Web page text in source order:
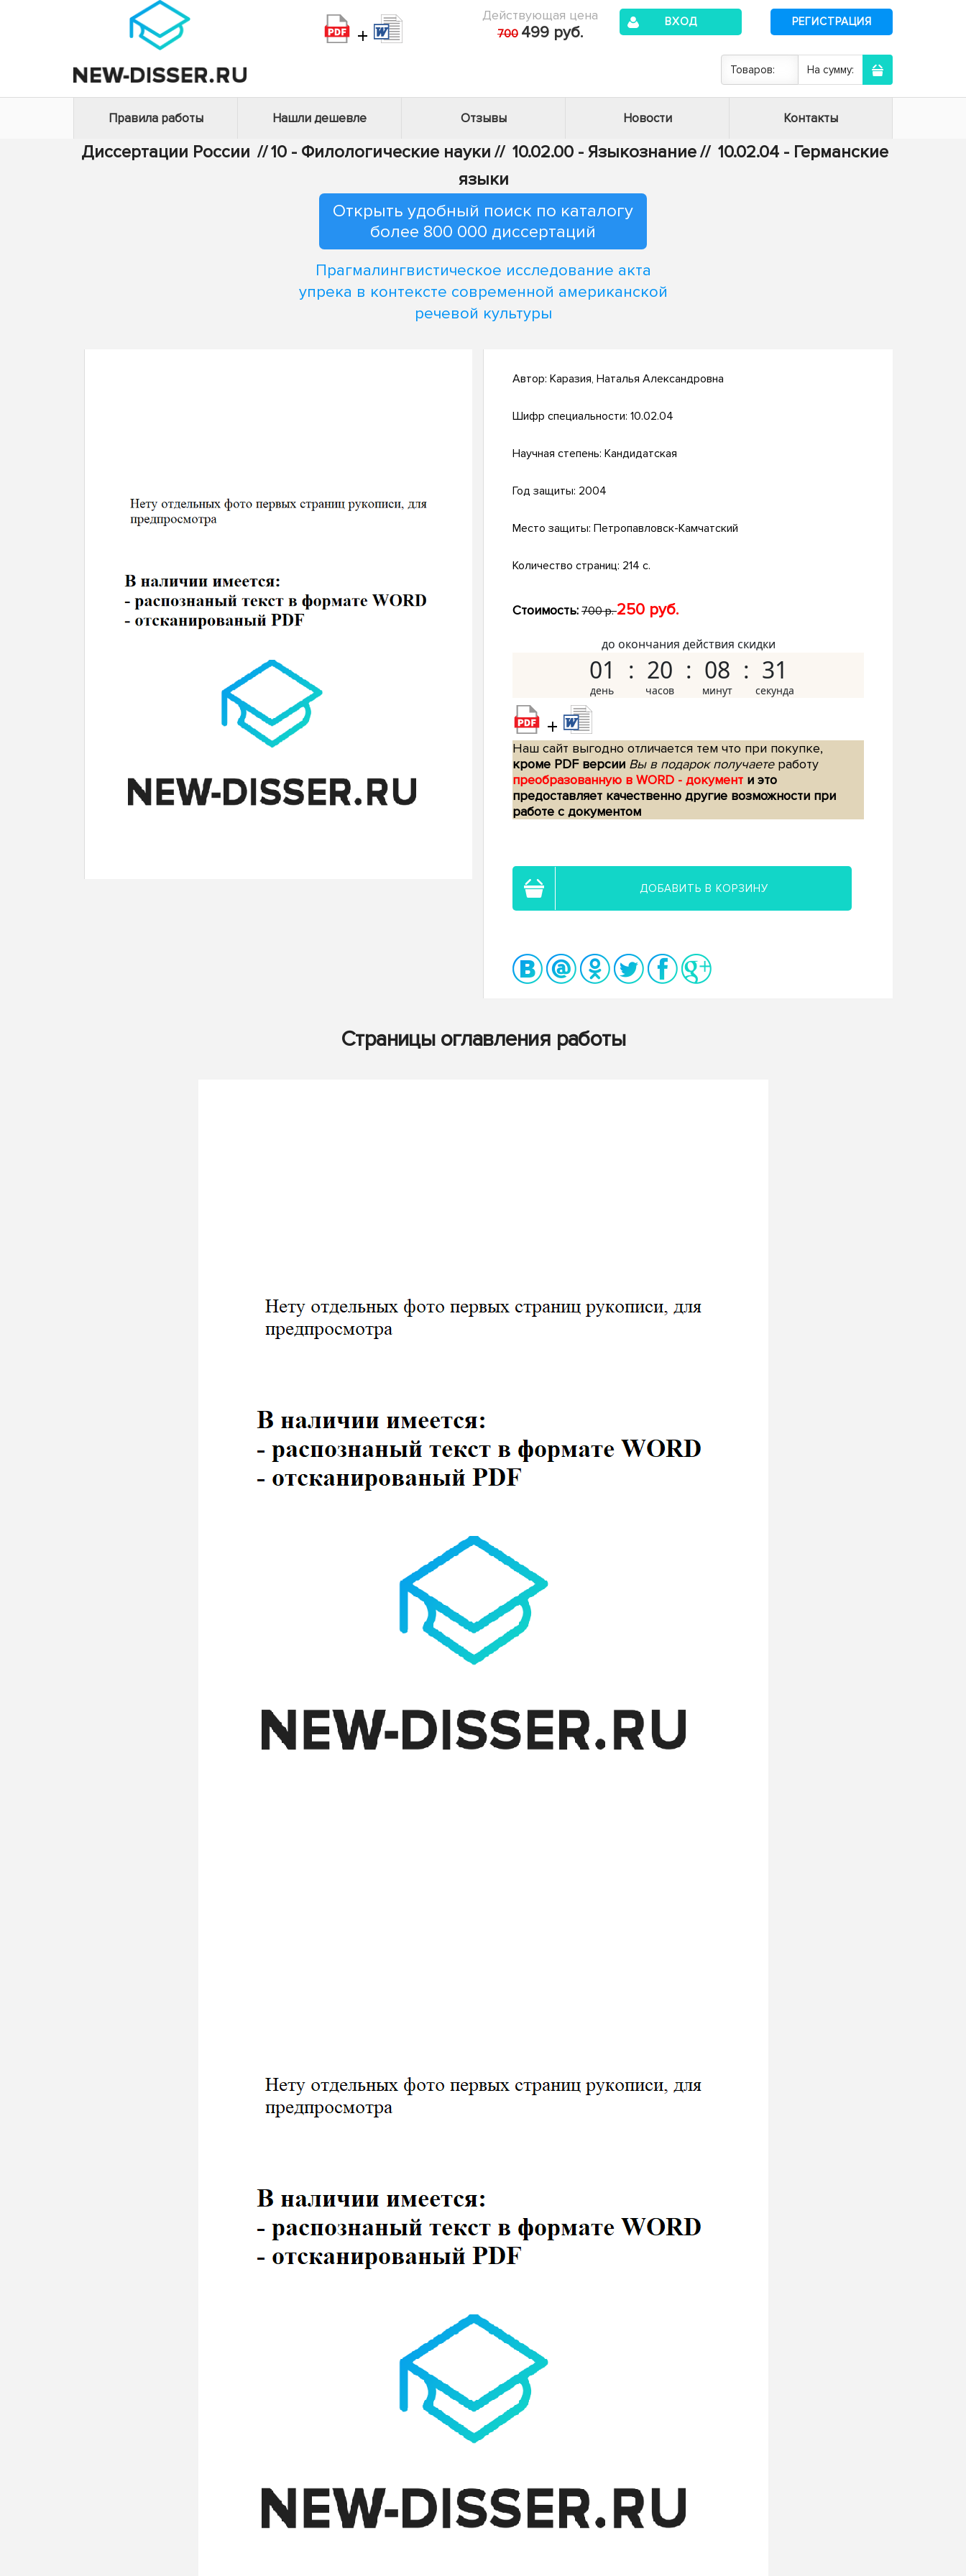
+
Действующая цена
700 499 руб.
ВХОД РЕГИСТРАЦИЯ
Товаров: На сумму:
Правила работы Нашли дешевле Отзывы Новости Контакты
Диссертации России //10 - Филологические науки // 10.02.00 - Языкознание// 10.02.04 - Германские
языки
Открыть удобный поиск по каталогу
более 800 000 диссертаций
Прагмалингвистическое исследование акта
упрека в контексте современной американской
речевой культуры
Автор: Каразия, Наталья Александровна
Шифр специальности: 10.02.04
Научная степень: Кандидатская
Год защиты: 2004
Место защиты: Петропавловск-Камчатский
Количество страниц: 214 с.
Стоимость: 700 р.250 руб.
до окончания действия скидки
01 20 08 30
+
Наш сайт выгодно отличается тем что при покупке,
кроме PDF версии Вы в подарок получаетеработу
преобразованную в WORD - документ и это
предоставляет качественно другие возможности при
работе с документом
ДОБАВИТЬ В КОРЗИНУ
Страницы оглавления работы